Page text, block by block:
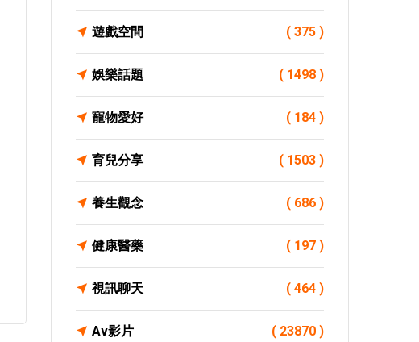
遊戲空間 ( 375 )
娛樂話題 ( 1498 )
寵物愛好 ( 184 )
育兒分享 ( 1503 )
養生觀念 ( 686 )
健康醫藥 ( 197 )
視訊聊天 ( 464 )
Av影片 ( 23870 )